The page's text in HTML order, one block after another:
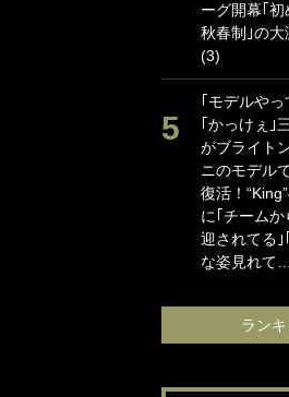
ーグ開幕｢初
秋春制｣の大
(3)
｢モデルやっ
｢かっけぇ｣
がブライト
ニのモデル
復活！
に｢チームか
迎されてる｣
な姿見れて
ラン